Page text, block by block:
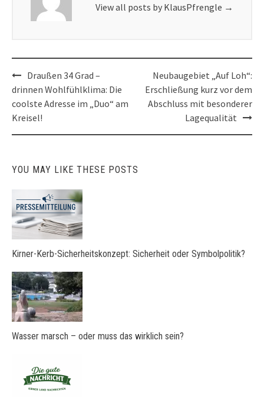
View all posts by KlausPfrengle →
Post
navigation
Draußen 34 Grad –
drinnen Wohlfühlklima: Die
coolste Adresse im „Duo“ am
Kreisel!
Neubaugebiet „Auf Loh“:
Erschließung kurz vor dem
Abschluss mit besonderer
Lagequalität
YOU MAY LIKE THESE POSTS
Kirner-Kerb-Sicherheitskonzept: Sicherheit oder Symbolpolitik?
Wasser marsch – oder muss das wirklich sein?